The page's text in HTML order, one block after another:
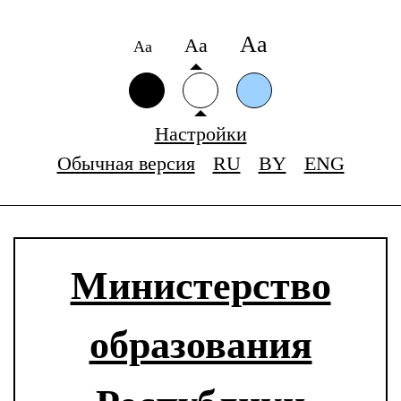
Аа Аа Аа
Настройки
Обычная версия
RU BY ENG
Министерство
образования